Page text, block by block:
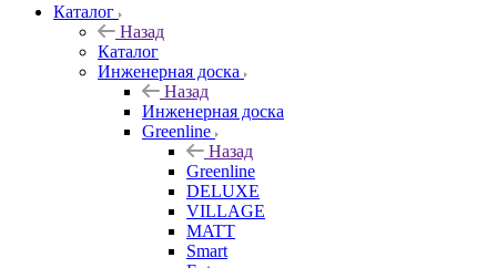
Каталог
Назад
Каталог
Инженерная доска
Назад
Инженерная доска
Greenline
Назад
Greenline
DELUXE
VILLAGE
MATT
Smart